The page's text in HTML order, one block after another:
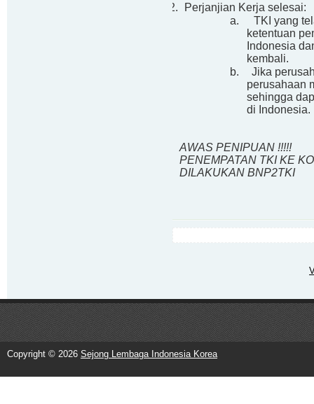
12. Perjanjian Kerja selesai:
a.
TKI yang
ketentuan
Indonesia
kembali.
b.
Jika
perusahaan
sehingga
di Indonesia.
AWAS PENIPUAN !!!!!
PENEMPATAN TKI KE
DILAKUKAN BNP2TKI
Copyright © 2026 Sejong Lembaga Indonesia Korea